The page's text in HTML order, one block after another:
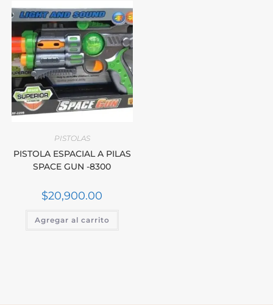
PISTOLAS
PISTOLA ESPACIAL A PILAS
SPACE GUN -8300
$20,900.00
Agregar al carrito